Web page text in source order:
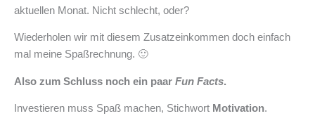
aktuellen Monat. Nicht schlecht, oder?
Wiederholen wir mit diesem Zusatzeinkommen doch einfach
mal meine Spaßrechnung. 🙂
Also zum Schluss noch ein paar Fun Facts.
Investieren muss Spaß machen, Stichwort Motivation.